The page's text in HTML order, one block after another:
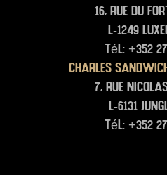
16, rue du
L-1249
Tél: +352
Charles
7, rue
L-6131
Tél: +352